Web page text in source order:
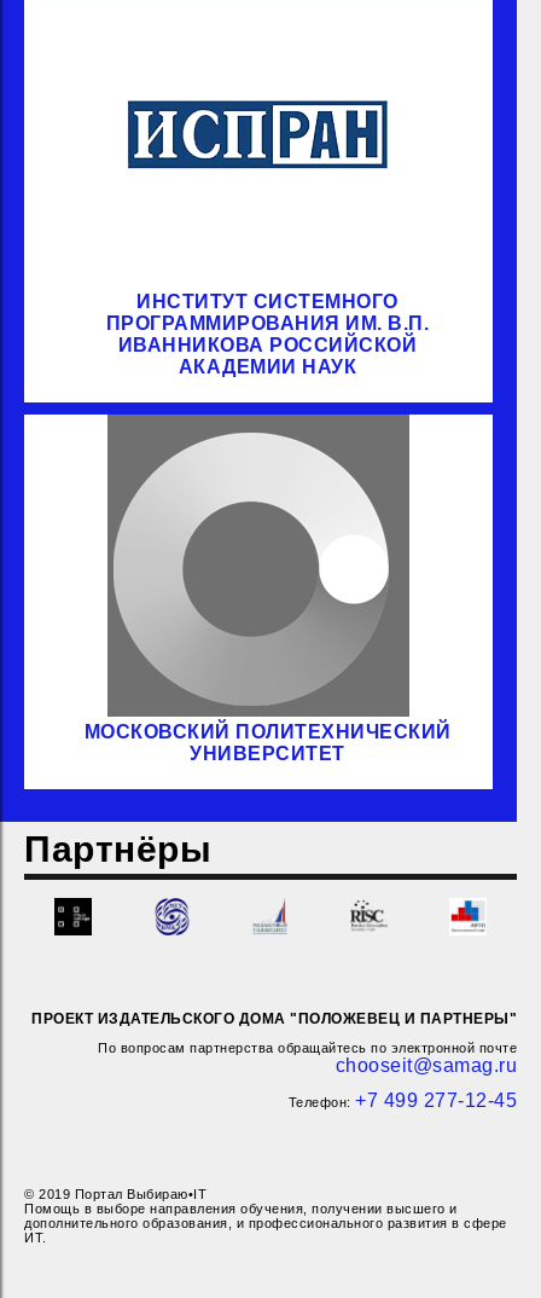
ИНСТИТУТ СИСТЕМНОГО
ПРОГРАММИРОВАНИЯ ИМ. В.П.
ИВАННИКОВА РОССИЙСКОЙ
АКАДЕМИИ НАУК
МОСКОВСКИЙ ПОЛИТЕХНИЧЕСКИЙ
УНИВЕРСИТЕТ
Партнёры
ПРОЕКТ ИЗДАТЕЛЬСКОГО ДОМА "ПОЛОЖЕВЕЦ И ПАРТНЕРЫ"
По вопросам партнерства обращайтесь по электронной почте
chooseit@samag.ru
Телефон: +7 499 277-12-45
© 2019 Портал Выбираю•IT
Помощь в выборе направления обучения, получении высшего и
дополнительного образования, и профессионального развития в сфере
ИТ.